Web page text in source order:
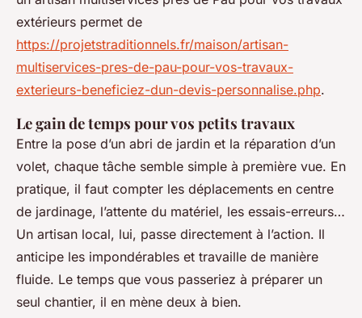
extérieurs permet de
https://projetstraditionnels.fr/maison/artisan-
multiservices-pres-de-pau-pour-vos-travaux-
exterieurs-beneficiez-dun-devis-personnalise.php.
Le gain de temps pour vos petits travaux
Entre la pose d’un abri de jardin et la réparation d’un
volet, chaque tâche semble simple à première vue. En
pratique, il faut compter les déplacements en centre
de jardinage, l’attente du matériel, les essais-erreurs…
Un artisan local, lui, passe directement à l’action. Il
anticipe les impondérables et travaille de manière
fluide. Le temps que vous passeriez à préparer un
seul chantier, il en mène deux à bien.